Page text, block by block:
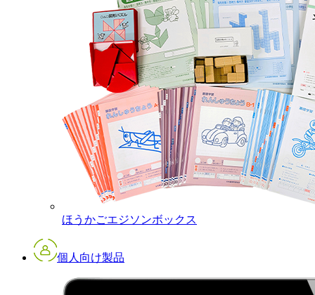
ほうかごエジソンボックス
個人向け製品